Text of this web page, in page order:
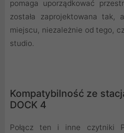
pomaga uporządkować
została zaprojektowana tak,
miejscu, niezależnie od tego,
studio.
Kompatybilność ze
DOCK 4
Połącz ten i inne czytniki